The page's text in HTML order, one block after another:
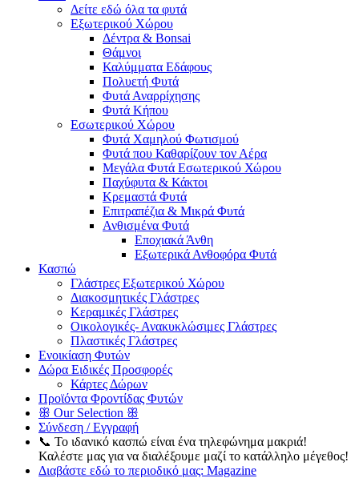
Δείτε εδώ όλα τα φυτά
Eξωτερικού Xώρου
Δέντρα & Bonsai
Θάμνοι
Καλύμματα Εδάφους
Πολυετή Φυτά
Φυτά Αναρρίχησης
Φυτά Κήπου
Eσωτερικού Xώρου
Φυτά Χαμηλού Φωτισμού
Φυτά που Καθαρίζουν τον Αέρα
Μεγάλα Φυτά Εσωτερικού Χώρου
Παχύφυτα & Κάκτοι
Κρεμαστά Φυτά
Επιτραπέζια & Mικρά Φυτά
Ανθισμένα Φυτά
Εποχιακά Άνθη
Εξωτερικά Ανθοφόρα Φυτά
Κασπώ
Γλάστρες Εξωτερικού Χώρου
Διακοσμητικές Γλάστρες
Κεραμικές Γλάστρες
Οικολογικές- Ανακυκλώσιμες Γλάστρες
Πλαστικές Γλάστρες
Ενοικίαση Φυτών
Δώρα Ειδικές Προσφορές
Κάρτες Δώρων
Προϊόντα Φροντίδας Φυτών
ꕥ Our Selection ꕥ
Σύνδεση / Εγγραφή
📞 Το ιδανικό κασπώ είναι ένα τηλεφώνημα μακριά!
Καλέστε μας για να διαλέξουμε μαζί το κατάλληλο μέγεθος!
Διαβάστε εδώ το περιοδικό μας: Magazine